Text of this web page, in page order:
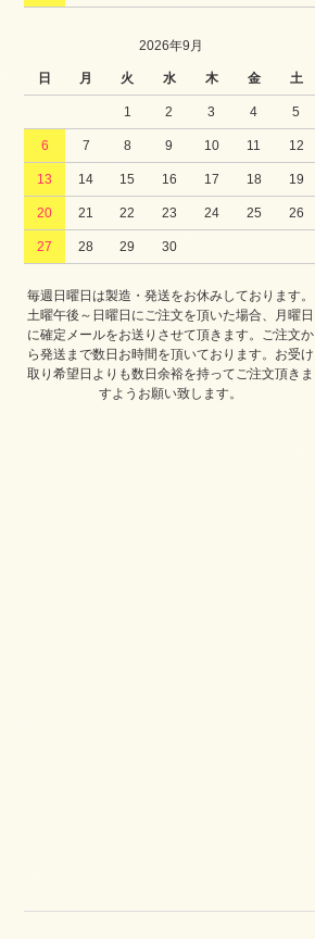
2026年9月
日 月 火 水 木 金 土
1 2 3 4 5
6 7 8 9 10 11 12
13 14 15 16 17 18 19
20 21 22 23 24 25 26
27 28 29 30
毎週日曜日は製造・発送をお休みしております。
土曜午後～日曜日にご注文を頂いた場合、月曜日
に確定メールをお送りさせて頂きます。ご注文か
ら発送まで数日お時間を頂いております。お受け
取り希望日よりも数日余裕を持ってご注文頂きま
すようお願い致します。